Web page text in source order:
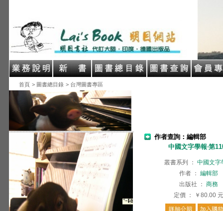
首頁 > 圖書總目錄 > 台灣圖書專區
作者查詢：編輯部
中國文字學報‧第
叢書系列 ： 中國文字
作者 ： 編輯部
出版社
： 商務
定價 ： ￥80.00 元